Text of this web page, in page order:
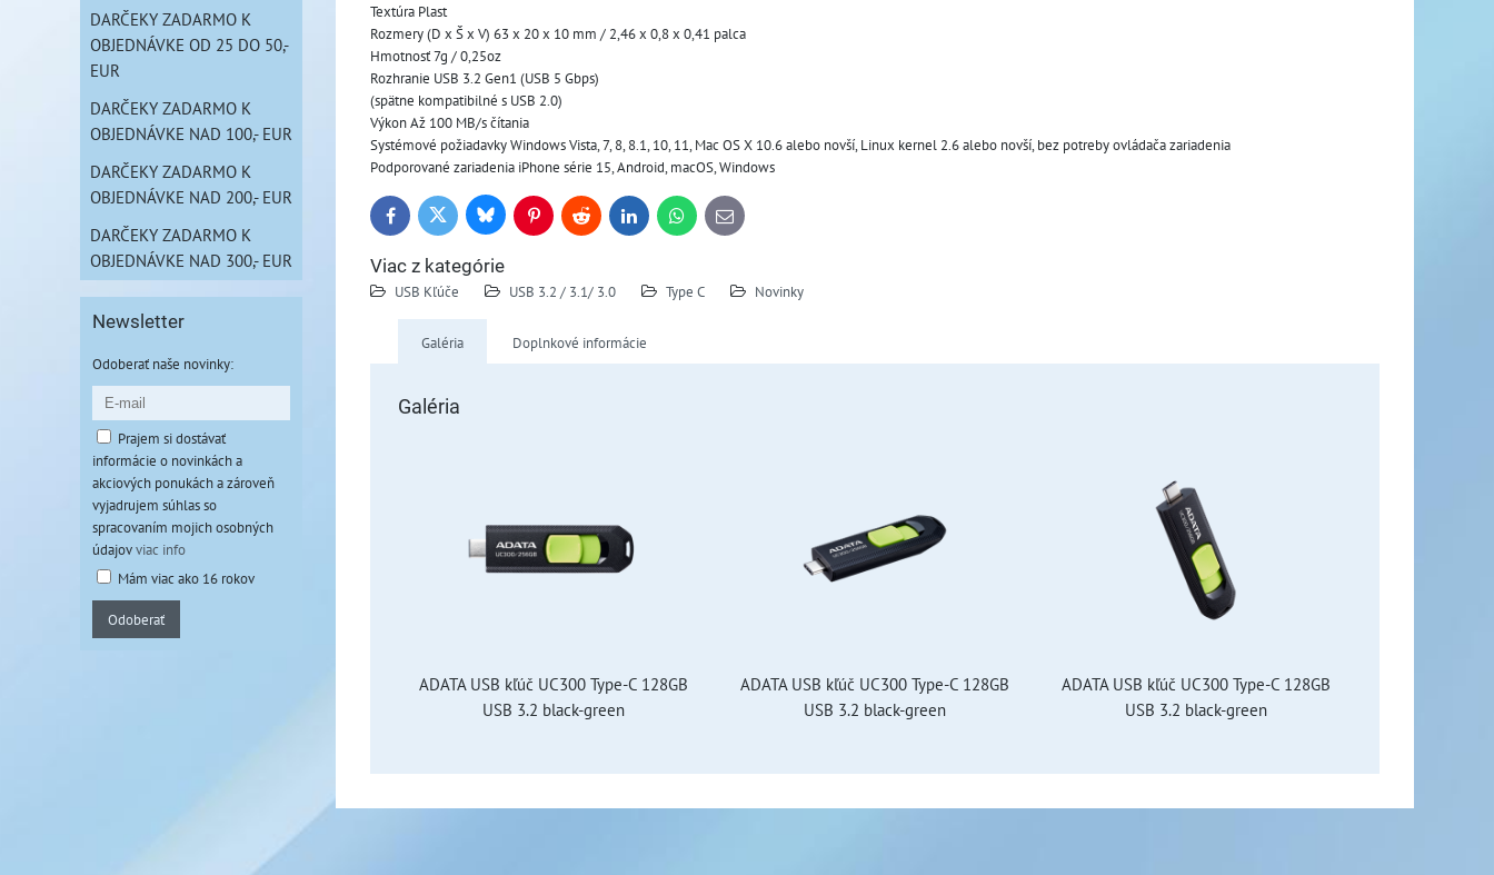
Textúra Plast
Rozmery (D x Š x V) 63 x 20 x 10 mm / 2,46 x 0,8 x 0,41 palca
Hmotnosť 7g / 0,25oz
Rozhranie USB 3.2 Gen1 (USB 5 Gbps)
(spätne kompatibilné s USB 2.0)
Výkon Až 100 MB/s čítania
Systémové požiadavky Windows Vista, 7, 8, 8.1, 10, 11, Mac OS X 10.6 alebo novší, Linux kernel 2.6 alebo novší, bez potreby ovládača zariadenia
Podporované zariadenia iPhone série 15, Android, macOS, Windows
FacebookTwitter BlueskyPinterestReddit LinkedInWhatsApp
E-
mail
Viac z kategórie
USB Kľúče USB 3.2 / 3.1/ 3.0 Type C Novinky
Galéria Doplnkové informácie
Galéria
ADATA USB kľúč UC300 Type-C 128GB
USB 3.2 black-green
ADATA USB kľúč UC300 Type-C 128GB
USB 3.2 black-green
ADATA USB kľúč UC300 Type-C 128GB
USB 3.2 black-green
DARČEKY ZADARMO K
OBJEDNÁVKE OD 25 DO 50,-
EUR
DARČEKY ZADARMO K
OBJEDNÁVKE NAD 100,- EUR
DARČEKY ZADARMO K
OBJEDNÁVKE NAD 200,- EUR
DARČEKY ZADARMO K
OBJEDNÁVKE NAD 300,- EUR
Newsletter
Odoberať naše novinky:
Prajem si dostávať
informácie o novinkách a
akciových ponukách a zároveň
vyjadrujem súhlas so
spracovaním mojich osobných
údajovviac info
Mám viac ako 16 rokov
Odoberať